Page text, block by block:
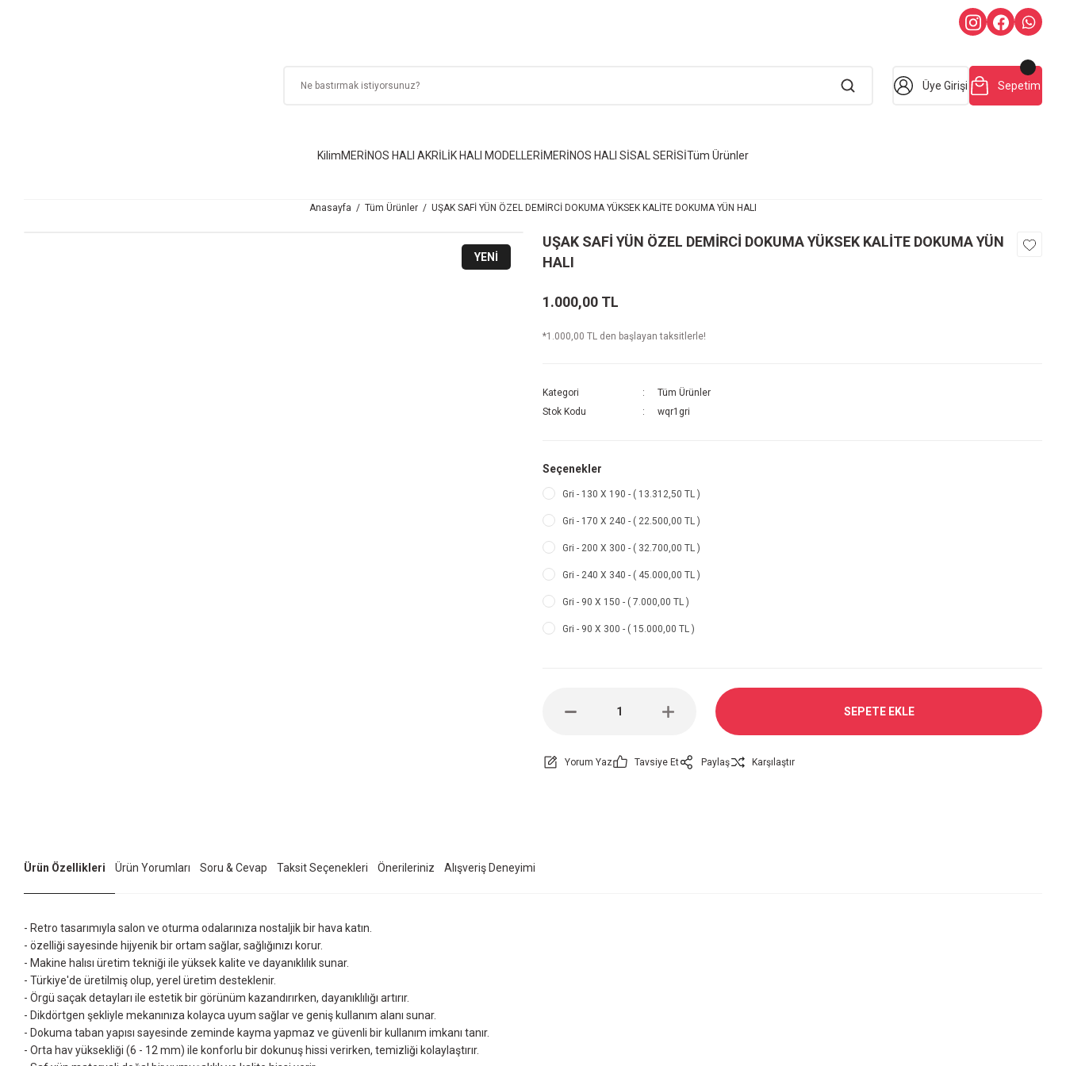
Üye Girişi Sepetim
KilimMERİNOS HALI AKRİLİK HALI MODELLERİMERİNOS HALI SİSAL SERİSİTüm Ürünler
Anasayfa Tüm Ürünler UŞAK SAFİ YÜN ÖZEL DEMİRCİ DOKUMA YÜKSEK KALİTE DOKUMA YÜN HALI
YENİ
UŞAK SAFİ YÜN ÖZEL DEMİRCİ DOKUMA YÜKSEK KALİTE DOKUMA YÜN
HALI
1.000,00 TL
*1.000,00 TL den başlayan taksitlerle!
Kategori
Tüm Ürünler
Stok Kodu
wqr1gri
Seçenekler
Gri - 130 X 190 - ( 13.312,50 TL )
Gri - 170 X 240 - ( 22.500,00 TL )
Gri - 200 X 300 - ( 32.700,00 TL )
Gri - 240 X 340 - ( 45.000,00 TL )
Gri - 90 X 150 - ( 7.000,00 TL )
Gri - 90 X 300 - ( 15.000,00 TL )
SEPETE EKLE
Yorum Yaz Tavsiye Et Paylaş Karşılaştır
Ürün Özellikleri Ürün Yorumları Soru & Cevap Taksit Seçenekleri Önerileriniz Alışveriş Deneyimi
- Retro tasarımıyla salon ve oturma odalarınıza nostaljik bir hava katın.
- özelliği sayesinde hijyenik bir ortam sağlar, sağlığınızı korur.
- Makine halısı üretim tekniği ile yüksek kalite ve dayanıklılık sunar.
- Türkiye'de üretilmiş olup, yerel üretim desteklenir.
- Örgü saçak detayları ile estetik bir görünüm kazandırırken, dayanıklılığı artırır.
- Dikdörtgen şekliyle mekanınıza kolayca uyum sağlar ve geniş kullanım alanı sunar.
- Dokuma taban yapısı sayesinde zeminde kayma yapmaz ve güvenli bir kullanım imkanı tanır.
- Orta hav yüksekliği (6 - 12 mm) ile konforlu bir dokunuş hissi verirken, temizliği kolaylaştırır.